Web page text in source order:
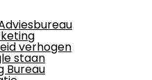
verhogen
staan
Bureau